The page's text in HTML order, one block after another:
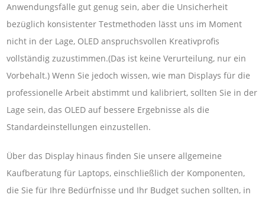
Anwendungsfälle gut genug sein, aber die Unsicherheit
bezüglich konsistenter Testmethoden lässt uns im Moment
nicht in der Lage, OLED anspruchsvollen Kreativprofis
vollständig zuzustimmen.(Das ist keine Verurteilung, nur ein
Vorbehalt.) Wenn Sie jedoch wissen, wie man Displays für die
professionelle Arbeit abstimmt und kalibriert, sollten Sie in der
Lage sein, das OLED auf bessere Ergebnisse als die
Standardeinstellungen einzustellen.
Über das Display hinaus finden Sie unsere allgemeine
Kaufberatung für Laptops, einschließlich der Komponenten,
die Sie für Ihre Bedürfnisse und Ihr Budget suchen sollten, in